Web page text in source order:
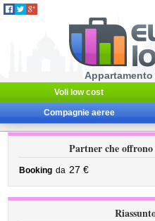
Voli low cost
Compagnie aeree
Partner che
Booking da 27 €